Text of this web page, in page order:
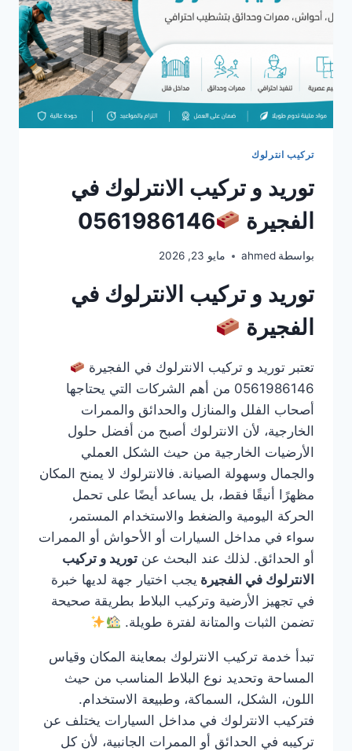
تركيب انترلوك
توريد و تركيب الانترلوك في
الفجيرة
0561986146
بواسطة ahmed مايو 23, 2026
توريد و تركيب الانترلوك في
الفجيرة
تعتبر توريد و تركيب الانترلوك في الفجيرة
0561986146 من أهم الشركات التي يحتاجها
أصحاب الفلل والمنازل والحدائق والممرات
الخارجية، لأن الانترلوك أصبح من أفضل حلول
الأرضيات الخارجية من حيث الشكل العملي
والجمال وسهولة الصيانة. فالانترلوك لا يمنح المكان
مظهرًا أنيقًا فقط، بل يساعد أيضًا على تحمل
الحركة اليومية والضغط والاستخدام المستمر،
سواء في مداخل السيارات أو الأحواش أو الممرات
أو الحدائق. لذلك عند البحث عن توريد و تركيب
الانترلوك في الفجيرة يجب اختيار جهة لديها خبرة
في تجهيز الأرضية وتركيب البلاط بطريقة صحيحة
تضمن الثبات والمتانة لفترة طويلة.
تبدأ خدمة تركيب الانترلوك بمعاينة المكان وقياس
المساحة وتحديد نوع البلاط المناسب من حيث
اللون، الشكل، السماكة، وطبيعة الاستخدام.
فتركيب الانترلوك في مداخل السيارات يختلف عن
تركيبه في الحدائق أو الممرات الجانبية، لأن كل